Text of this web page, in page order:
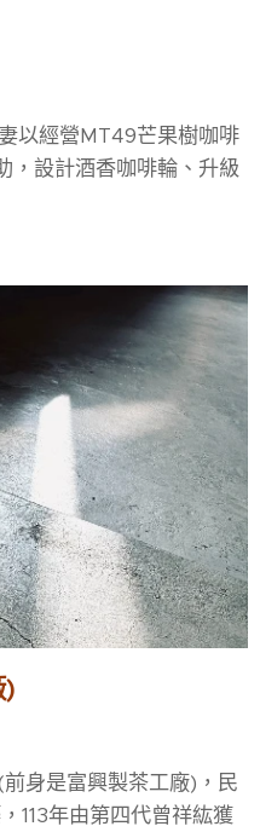
以經營MT49芒果樹咖啡
，設計酒香咖啡輪、升級
身是富興製茶工廠)，民
113年由第四代曾祥紘獲